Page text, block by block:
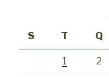
S
T Q
1 2